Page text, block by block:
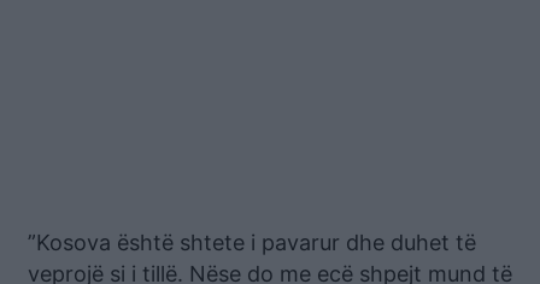
”Kosova është shtete i pavarur dhe duhet të
veprojë si i tillë. Nëse do me ecë shpejt mund të